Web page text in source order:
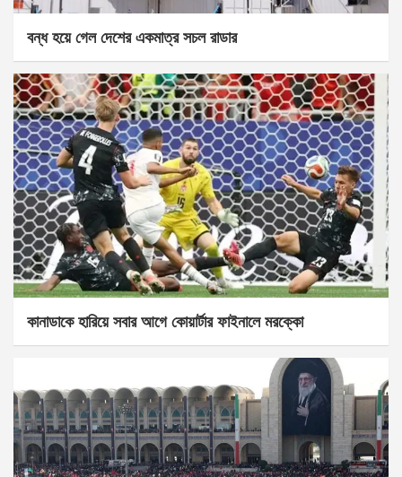
বন্ধ হয়ে গেল দেশের একমাত্র সচল রাডার
কানাডাকে হারিয়ে সবার আগে কোয়ার্টার ফাইনালে মরক্কো